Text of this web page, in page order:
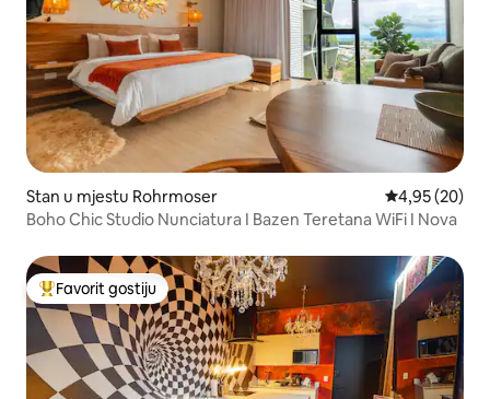
Stan u mjestu Rohrmoser Prosječna
4,95 (20)
Boho Chic Studio Nunciatura I Bazen Teretana WiFi I Nova
Glavni favorit gostiju
Favorit gostiju